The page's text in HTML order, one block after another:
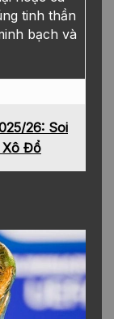
tinh thần
bạch và
26: Soi
Xô Đổ